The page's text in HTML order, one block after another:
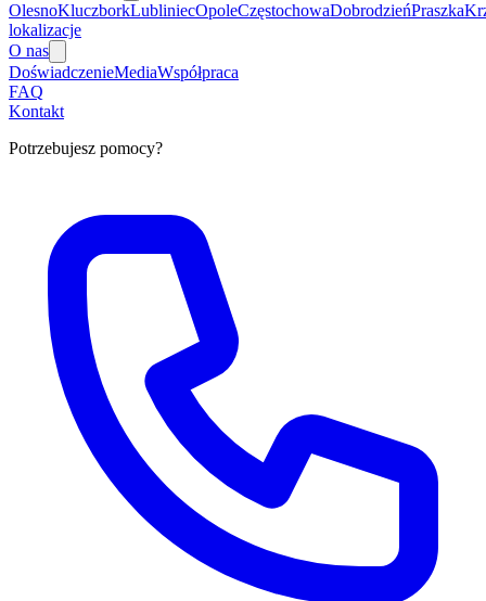
OlesnoKluczborkLubliniecOpoleCzęstochowaDobrodzieńPraszka
lokalizacje
O nas
DoświadczenieMediaWspółpraca
FAQ
Kontakt
Potrzebujesz pomocy?